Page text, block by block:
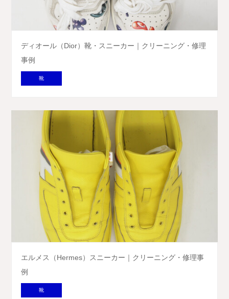
ディオール（Dior）靴・スニーカー｜クリーニング・修理
事例
靴
エルメス（Hermes）スニーカー｜クリーニング・修理事
例
靴